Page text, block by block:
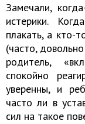
Замечали,
истерики.
плакать, а кто-
(часто,
родитель,
спокойно
уверенны, и
часто ли в
сил на такое